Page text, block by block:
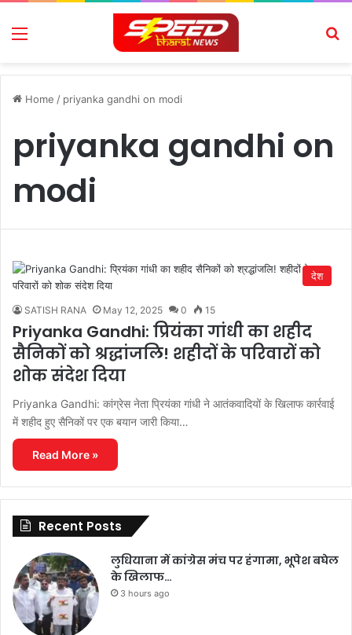
Menu
Home / priyanka gandhi on modi
priyanka gandhi on
modi
देश
SATISH RANA May 12, 2025 0 15
Priyanka Gandhi: प्रियंका गांधी का शहीद
सैनिकों को श्रद्धांजलि! शहीदों के परिवारों को
शोक संदेश दिया
Priyanka Gandhi: कांग्रेस नेता प्रियंका गांधी ने आतंकवादियों के खिलाफ कार्रवाई
में शहीद हुए सैनिकों पर एक बयान जारी किया…
Read More »
Recent Posts
लुधियाना में कांग्रेस मंच पर हंगामा, भूपेश बघेल
के खिलाफ…
3 hours ago